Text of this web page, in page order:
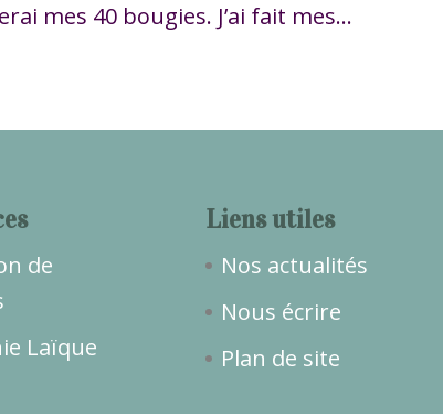
mes 40 bougies. J’ai fait mes...
de
Laïque
Liens utiles
Nos actualités
Nous écrire
Plan de site